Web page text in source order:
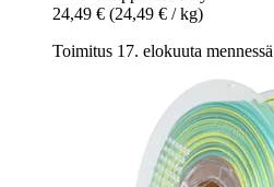
24,49 € (24,49 € / kg)
Toimitus 17. elokuuta mennessä